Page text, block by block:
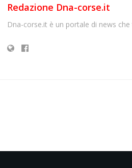
Redazione Dna-corse.it
Dna-corse.it è un portale di news